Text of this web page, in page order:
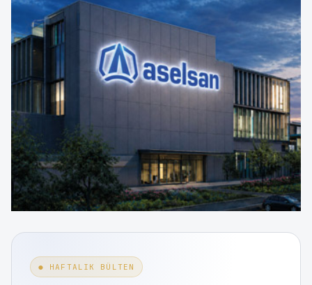
● HAFTALIK BÜLTEN